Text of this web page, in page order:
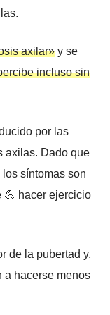
axilar» y se
incluso sin
por las
axilas. Dado que
síntomas son
💪 hacer ejercicio
de la pubertad y,
a hacerse menos